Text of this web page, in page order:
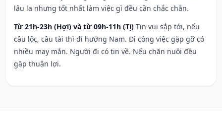
lâu la nhưng tốt nhất làm việc gì đều cần chắc chắn.
Từ 21h-23h (Hợi) và từ 09h-11h (Tị) Tin vui sắp tới, nếu
cầu lộc, cầu tài thì đi hướng Nam. Đi công việc gặp gỡ có
nhiều may mắn. Người đi có tin về. Nếu chăn nuôi đều
gặp thuận lợi.